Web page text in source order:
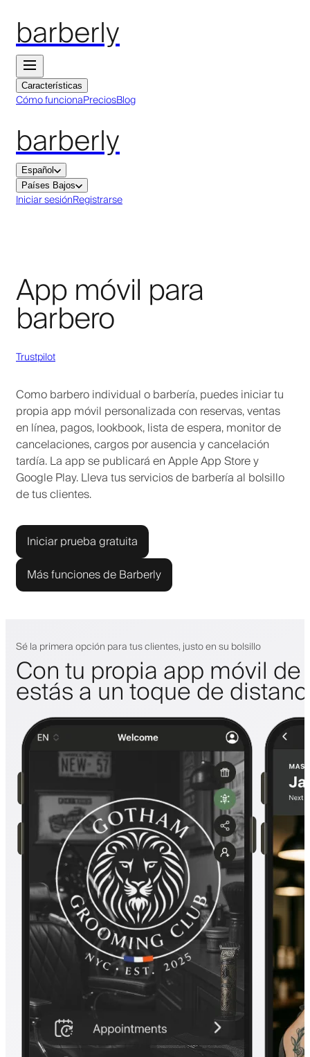
barberly
Características
Cómo funcionaPreciosBlog
barberly
Español
Países Bajos
Iniciar sesiónRegistrarse
App móvil para
barbero
Trustpilot
Como barbero individual o barbería, puedes iniciar tu
propia app móvil personalizada con reservas, ventas
en línea, pagos, lookbook, lista de espera, monitor de
cancelaciones, cargos por ausencia y cancelación
tardía. La app se publicará en Apple App Store y
Google Play. Lleva tus servicios de barbería al bolsillo
de tus clientes.
Iniciar prueba gratuita
Más funciones de Barberly
Sé la primera opción para tus clientes, justo en su bolsillo
Con tu propia app móvil
estás a un toque de